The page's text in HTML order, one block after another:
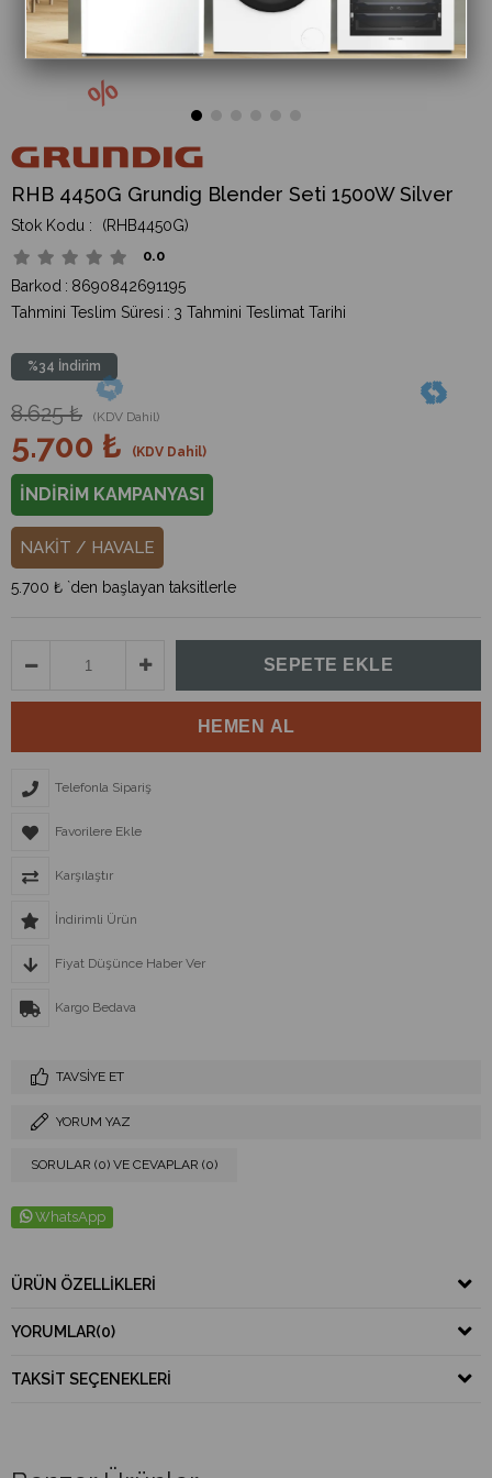
RHB 4450G Grundig Blender Seti 1500W Silver
(RHB4450G)
0.0
Barkod : 8690842691195
Tahmini Teslim Süresi : 3 Tahmini Teslimat Tarihi
%34 İndirim
8.625 ₺ (KDV Dahil)
5.700 ₺ (KDV Dahil)
İNDİRİM KAMPANYASI
NAKİT / HAVALE
5.700 ₺ `den başlayan taksitlerle
Telefonla Sipariş
Favorilere Ekle
Karşılaştır
İndirimli Ürün
Fiyat Düşünce Haber Ver
Kargo Bedava
TAVSIYE ET
YORUM YAZ
SORULAR (0) VE CEVAPLAR (0)
WhatsApp
ÜRÜN ÖZELLIKLERI
YORUMLAR(0)
TAKSIT SEÇENEKLERI